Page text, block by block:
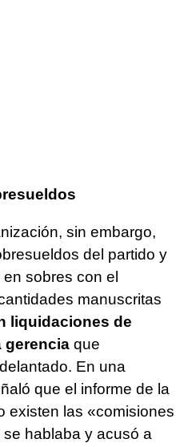
sin embargo,
del partido y
sobres con el
manuscritas
liquidaciones de
gerencia que
En una
que el informe de la
existen las «comisiones
hablaba y acusó a